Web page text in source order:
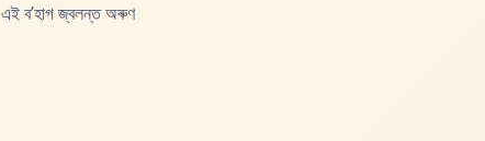
এই বʼহাগ জ্বলন্ত অৰুণ